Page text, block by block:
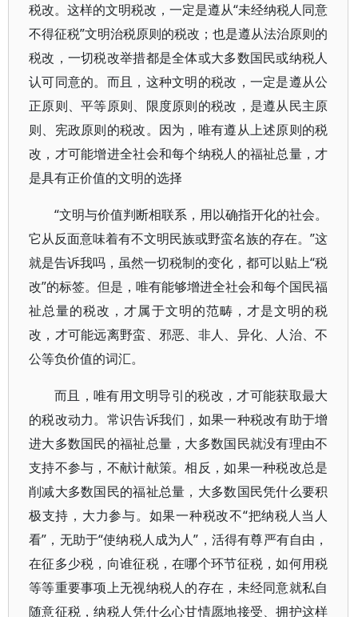
税改。这样的文明税改，一定是遵从“未经纳税人同意
不得征税”文明治税原则的税改；也是遵从法治原则的
税改，一切税改举措都是全体或大多数国民或纳税人
认可同意的。而且，这种文明的税改，一定是遵从公
正原则、平等原则、限度原则的税改，是遵从民主原
则、宪政原则的税改。因为，唯有遵从上述原则的税
改，才可能增进全社会和每个纳税人的福祉总量，才
是具有正价值的文明的选择
“文明与价值判断相联系，用以确指开化的社会。
它从反面意味着有不文明民族或野蛮名族的存在。”这
就是告诉我吗，虽然一切税制的变化，都可以贴上“税
改”的标签。但是，唯有能够增进全社会和每个国民福
祉总量的税改，才属于文明的范畴，才是文明的税
改，才可能远离野蛮、邪恶、非人、异化、人治、不
公等负价值的词汇。
而且，唯有用文明导引的税改，才可能获取最大
的税改动力。常识告诉我们，如果一种税改有助于增
进大多数国民的福祉总量，大多数国民就没有理由不
支持不参与，不献计献策。相反，如果一种税改总是
削减大多数国民的福祉总量，大多数国民凭什么要积
极支持，大力参与。如果一种税改不“把纳税人当人
看”，无助于“使纳税人成为人”，活得有尊严有自由，
在征多少税，向谁征税，在哪个环节征税，如何用税
等等重要事项上无视纳税人的存在，未经同意就私自
随意征税，纳税人凭什么心甘情愿地接受、拥护这样